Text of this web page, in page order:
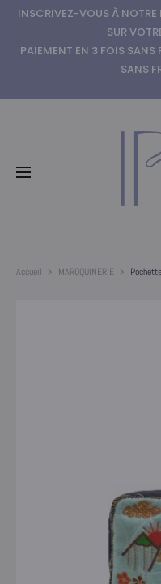
INSCRIVEZ-VOUS À NOTRE
SUR
PAIEMENT EN 3 FOIS
SANS
Accueil MAROQUINERIE